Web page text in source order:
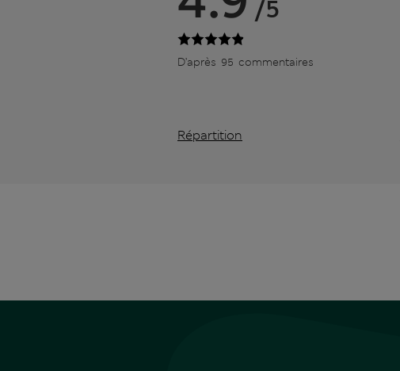
/5
D’après 95 commentaires
Répartition